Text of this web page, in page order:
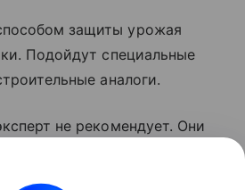
защиты урожая
Подойдут специальные
аналоги.
не рекомендует. Они